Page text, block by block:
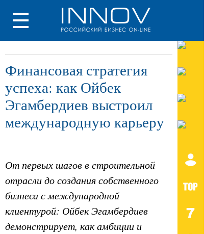
Финансовая стратегия
успеха: как Ойбек
Эгамбердиев выстроил
международную карьеру
От первых шагов в строительной
отрасли до создания собственного
бизнеса с международной
клиентурой: Ойбек Эгамбердиев
демонстрирует, как амбиции и